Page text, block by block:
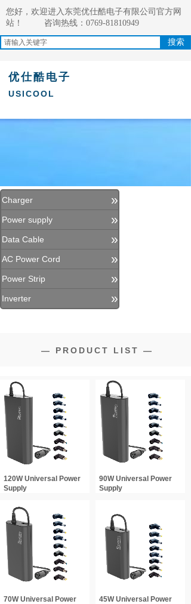
搜索
您好，欢迎进入东莞优仕酷电子有限公司官方网
站！ 咨询热线：0769-81810949
优仕酷电子
USICOOL
Charger »
Power supply »
Data Cable »
AC Power Cord »
Power Strip »
Inverter »
— PRODUCT LIST —
120W Universal Power
Supply
90W Universal Power
Supply
70W Universal Power
45W Universal Power